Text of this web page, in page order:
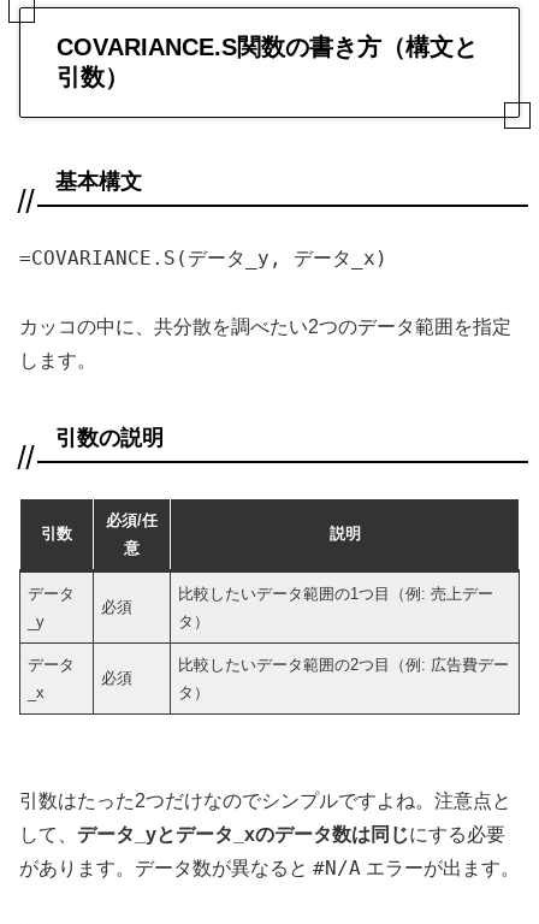
COVARIANCE.S関数の書き方（構文と
引数）
基本構文
=COVARIANCE.S(データ_y, データ_x)
カッコの中に、共分散を調べたい2つのデータ範囲を指定
します。
引数の説明
引数
必須/任
意
説明
データ
_y
必須
比較したいデータ範囲の1つ目（例: 売上デー
タ）
データ
_x
必須
比較したいデータ範囲の2つ目（例: 広告費デー
タ）
引数はたった2つだけなのでシンプルですよね。注意点と
して、 データ_yとデータ_xのデータ数は同じにする必要
があります。データ数が異なると #N/A エラーが出ます。